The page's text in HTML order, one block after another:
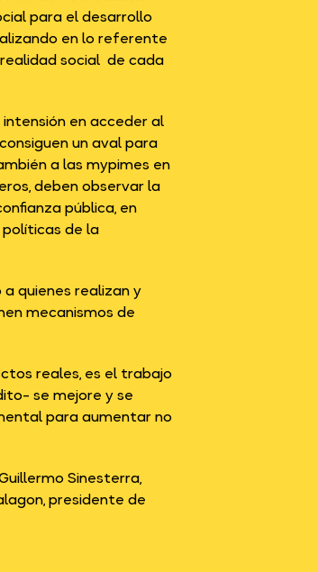
para el desarrollo
en lo referente
social de cada
en acceder al
un aval para
a las mypimes en
deben observar la
pública, en
de la
quienes realizan y
mecanismos de
reales, es el trabajo
se mejore y se
para aumentar no
Sinesterra,
presidente de